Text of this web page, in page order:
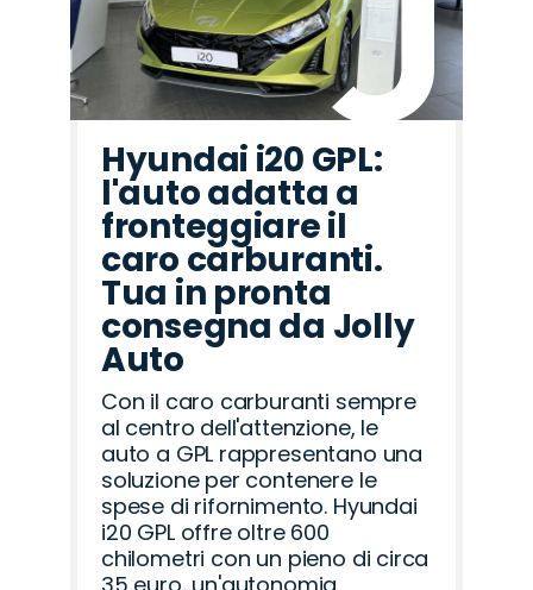
Hyundai i20 GPL:
l'auto adatta a
fronteggiare il
caro carburanti.
Tua in pronta
consegna da Jolly
Auto
Con il caro carburanti sempre
al centro dell'attenzione, le
auto a GPL rappresentano una
soluzione per contenere le
spese di rifornimento. Hyundai
i20 GPL offre oltre 600
chilometri con un pieno di circa